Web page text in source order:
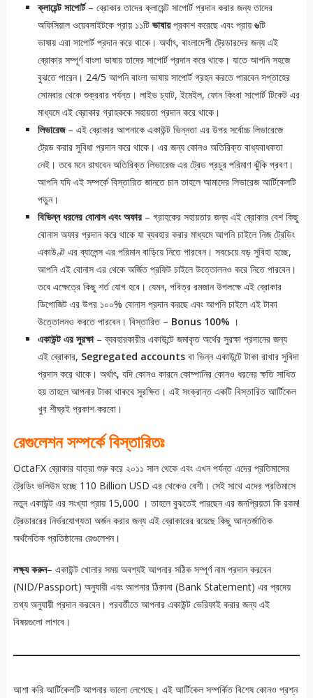
ক্লায়েন্ট সাপোর্ট– ব্রোকার তাদের ক্লায়েন্ট সাপোর্ট প্রদান করার জন্য তাদের
অফিসিয়াল ওয়েবসাইটকে প্রায় ১১টি ভাষায়প্রকাশ করেছে এবং প্রায় ৬টি
ভাষায় এরা সাপোর্ট প্রদান করে থাকে। অর্থাৎ, বাংলাদেশী ট্রেডারদের জন্য এই
ব্রোকার সম্পূর্ণ বাংলা ভাষায় তাদের সাপোর্ট প্রদান করে থাকে। যাতে আপনি সহজে
বুঝতে পারেন। 24/5 আপনি বাংলা ভাষায় সাপোর্ট গ্রহন করতে পারবেন সপ্তাহের
সোমবার থেকে শুক্রবার পর্যন্ত। লাইভ চ্যাট, ইমেইল, ফোন কিংবা সাপোর্ট টিকেট এর
মাধ্যমে এই ব্রোকার গ্রাহককে সহায়তা প্রদান করে থাকে।
লিভারেজ– এই ব্রোকার আপনাকে একাউন্ট ভিন্নতা এর উপর সর্বোচ্চ লিভারেজে
ট্রেড করার সুবিধা প্রদান করে থাকে। এর জন্য কোনও অতিরিক্ত বাধ্যবাধকতা
নেই। তবে মনে রাখবেন অতিরিক্ত লিভারেজ এর ট্রেড প্রচুর পরিমাণ ঝুঁকি প্রবণ।
আপনি যদি এই সম্পর্কে বিস্তারিত জানতে চান তাহলে আমাদের লিভারেজ আর্টিকেলটি
পড়ুন।
বিভিন্ন ধরনের বোনাস এবং অফার– গ্রাহকের সহায়তার জন্য এই ব্রোকার বেশ কিছু
বোনাস অফার প্রদান করে থাকে যা ব্যবহার করার মাধ্যমে আপনি চাইলে নিজ ট্রেডিং
একাউণ্ট এর ব্যালেন্স এর পরিমান বাড়িয়ে নিতে পারবেন। সবচেয়ে বড় সুবিহা হচ্ছে,
আপনি এই বোনাস এর থেকে অর্জিত প্রফিট চাইলে উত্তোলনও করে নিতে পারবেন।
তবে এক্ষেত্রে কিছু শর্ত যোগ হবে। যেমন, পবিত্র রমজান উপলক্ষে এই ব্রোকার
ডিপোজিট এর উপর ১০০% বোনাস প্রদান করছে এবং আপনি চাইলে এই টাকা
উত্তোলনও করতে পারবেন। বিস্তারিত – Bonus 100% ।
একাউন্ট এর সুরক্ষা– ব্যবহারকারীর একাউন্টে জমাকৃত অর্থের সুরক্ষা প্রদানের জন্য
এই ব্রোকার, Segregated accountsবা ভিন্ন একাউন্টে টাকা রাখার সুবিদা
প্রদান করে থাকে। অর্থাৎ, যদি কোনও কারনে কোম্পানির কোনও ধরনের ক্ষতি সাধিত
হয় তাহলে আপনার টাকা থাকবে সুরক্ষিত। এই সংক্রান্ত একটি বিস্তারিত আর্টিকেল
খুব শীঘ্রই প্রকাশ করবো।
রেগুলেশন সম্পর্কে বিস্তারিতঃ
OctaFX ব্রোকার যাত্রা শুরু করে ২০১১ সাল থেকে এবং এখন পর্যন্ত এদের প্রতিমাসের
ট্রেডিং ভলিউম হচ্ছে 110 Billion USD এর থেকেও বেশী। সেই সাথে এদের প্রতিমাসে
নতুন একাউন্ট এর সংখ্যা প্রায় 15,000 । তাহলে বুঝতেই পারছেন এর জনপ্রিয়তা কি রকম!
ট্রেডাররের নির্ভরযোগ্যতা অর্জন করার জন্য এই ব্রোকারের রয়েছে কিছু আন্তর্জাতিক
অর্থনৈতিক প্রতিষ্ঠানের রেগুলেশন।
লক্ষ্য করুন– একাউন্ট খোলার সময় অবশ্যই আপনার সঠিক সম্পূর্ণ নাম প্রদান করবেন
(NID/Passport) অনুযায়ী এবং আপনার ঠিকানা (Bank Statement) এর প্রদেয়
তথ্য অনুযায়ী প্রদান করবেন। পরবর্তীতে আপনার একাউন্ট ভেরিফাই করার জন্য এই
বিষয়গুলো লাগবে।
আশা করি আর্টিকেলটি আপনার ভালো লেগেছে। এই আর্টিকেল সম্পর্কিত বিশেষ কোনও প্রশ্ন